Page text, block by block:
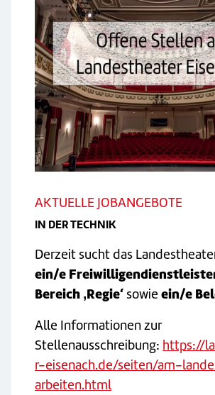
AKTUELLE JOBANGEBOTE
IN DER TECHNIK
Derzeit sucht das
ein/e
Bereich ‚Regie‘ sowie ein/e
Alle Informationen zur
Stellenausschreibung: https://
r-eisenach.de/seiten/am-
arbeiten.html